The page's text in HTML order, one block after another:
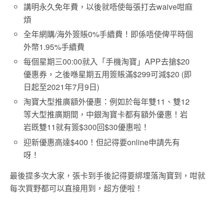
講明永久免年費，以後就唔使每張打去waive咁麻
煩
全年網購/海外簽賬0%手續費！即係唔使俾平時個
外幣1.95%手續費
每個星期三00:00就入「手機淘寶」APP去搶$20
優惠券，之後喺星期五用簽賬滿$299可減$20 (即
日起至2021年7月9日)
淘寶大型推廣額外優惠：例如於每年雙11、雙12
等大型推廣期間，中銀淘寶卡都有額外優惠！岩
岩既雙11就有簽$300回$30優惠啦！
迎新優惠高達$400！但記得要online申請先有
呀！
最後提多次大家，張卡到手後記得要綁埋落淘寶到，咁就
每次買野都可以直接用到，超方便啦！